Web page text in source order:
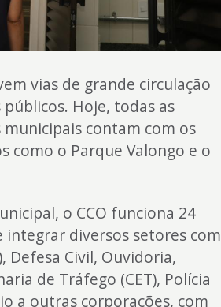
vias de grande circulação
Hoje, todas as
contam com os
como o Parque Valongo e o
o CCO funciona 24
diversos setores com
Defesa Civil, Ouvidoria,
de Tráfego (CET), Polícia
a outras corporações, com